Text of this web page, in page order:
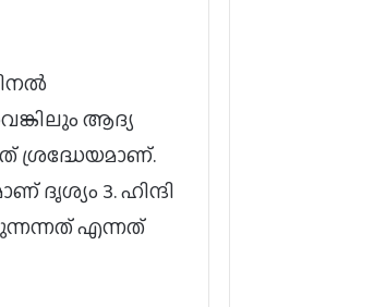
ആദ്യ
ശ്രദ്ധേയമാണ്.
3. ഹിന്ദി
എന്നത്